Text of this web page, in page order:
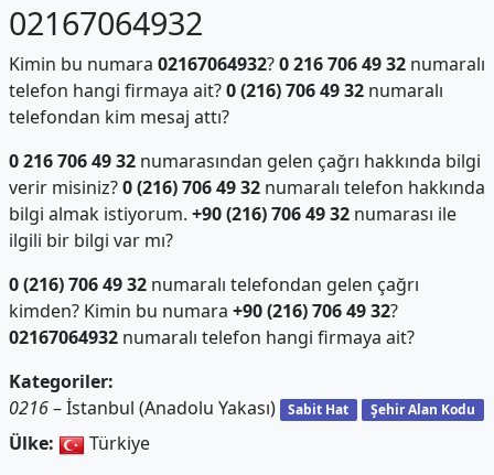
02167064932
Kimin bu numara 02167064932?0 216 706 49 32numaralı
telefon hangi firmaya ait?0 (216) 706 49 32numaralı
telefondan kim mesaj attı?
0 216 706 49 32numarasından gelen çağrı hakkında bilgi
verir misiniz?0 (216) 706 49 32numaralı telefon hakkında
bilgi almak istiyorum. +90 (216) 706 49 32numarası ile
ilgili bir bilgi var mı?
0 (216) 706 49 32numaralı telefondan gelen çağrı
kimden? Kimin bu numara +90 (216) 706 49 32?
02167064932numaralı telefon hangi firmaya ait?
Kategoriler:
0216– İstanbul (Anadolu Yakası) Sabit Hat Şehir Alan Kodu
Ülke:
Türkiye